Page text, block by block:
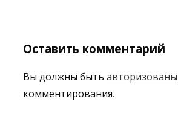
Оставить комментарий
Вы должны быть авторизованы
комментирования.